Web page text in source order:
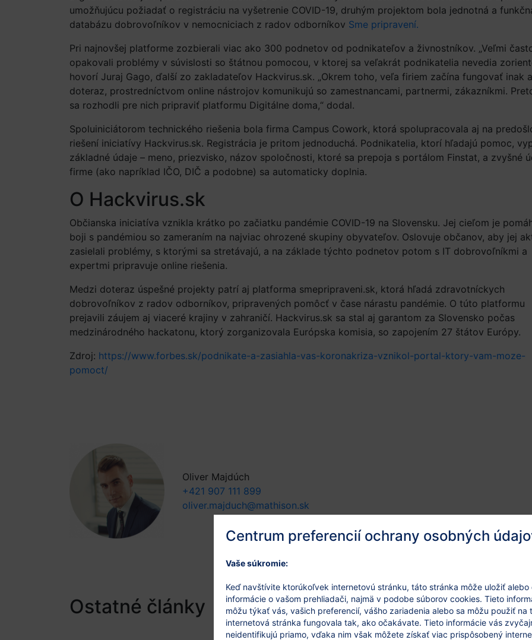
umožňujúcu požiadať o registráciu na vyšetrenie COVID-19, druhým projektom bola jednotná a
databázu dobrovoľníkov v nemocniciach z radov odborníkov Sme pripravení.
Pri najnovšej platforme zozbierali viac ako 300 podnetov od podnikateľov a živnostníkov. „Veľmi
opakovali problémy v súvislosti so štátnou pomocou, v ktorej sa veľakrát podnikatelia nevedia
hovorí Juraj Gago, ďalší zo zakladateľov Hackvirus.sk. „Okrem toho, veľa firiem začína fungovať inak
doteraz, prostredníctvom online nástrojov komunikujú so zamestnancami, partnermi, zákazníkmi.
sa rozhodli pre nich pripraviť platformu Digitálne doma,“ dodal.
Spoluiniciátorom technického riešenia bola firma Campus Cowork, ktorá spolupracovala aj na
riešení iniciatívy Hackvirus.sk. Registrácia je pritom jednoduchá. Podnikatelia, ktorí hľadajú pomoc,
základné údaje – meno, priezvisko, názov spoločnosti, ktoré sa prepoja s portálom Finstat, a zvyšné
firme (ako napríklad IČO, DIČ a podobne) sa automaticky doplnia.
O Hackvirus.sk
Občianska iniciatíva vznikla krátko po začiatku pandémie COVID-19 na Slovensku. Jej cieľom je
boji s pandémiou so zameraním na najviac ohrozené skupiny obyvateľov. Oslovuje občanov, aby jej
zasielali problémy, s ktorými sa stretávajú, a na základe týchto podnetov potom s IT dobrovoľníkmi a
expertmi pripravuje online riešenia.
Medzi doteraz úspešné projekty patrí aj platforma smepripraveni.sk, ktorá hľadá zdravotníckych
dobrovoľníkov z radov odborníkov, pripravených pomôcť v čase nárastu pandémie. O túto platformu
prejavili záujem aj viaceré krajiny v zahraničí. Hackvirus.sk sa stal aj garantom za Slovensko počas
medzinárodného hackatonu, ktorý zorganizovala Európska komisia, so zapojením 27 štátov Európy.
Zdroj: https://www.forbes.sk/podnikate-a-zasiahla-vas-koronakriza-vznikol-portal-ktory-vam-moze-
pomoct/
Oliver Majdúch
+421 907 111 899
oliver.majduch@mathison.sk
Ostatné články
Centrum preferencií ochrany osobných
Vaše súkromie:
Keď navštívite ktorúkoľvek internetovú stránku, táto stránka môže uložiť alebo
informácie o vašom prehliadači, najmä v podobe súborov cookies. Tieto
môžu týkať vás, vašich preferencií, vášho zariadenia alebo sa môžu použiť na
internetová stránka fungovala tak, ako očakávate. Tieto informácie vás
neidentifikujú priamo, vďaka nim však môžete získať viac prispôsobený